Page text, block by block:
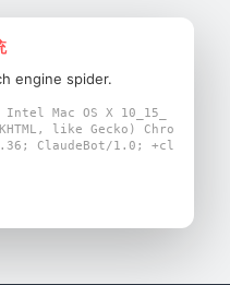
engine spider.
Mac OS X 10_15_
like Gecko) Chro
ClaudeBot/1.0; +cl